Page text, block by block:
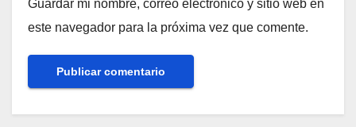
Guardar mi nombre, correo electrónico y sitio web en
este navegador para la próxima vez que comente.